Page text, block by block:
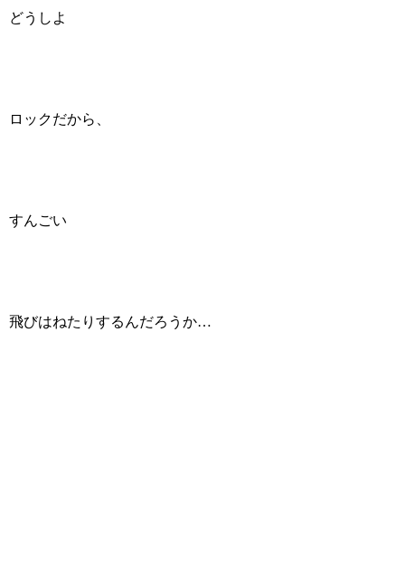
どうしよ
ロックだから、
すんごい
飛びはねたりするんだろうか…